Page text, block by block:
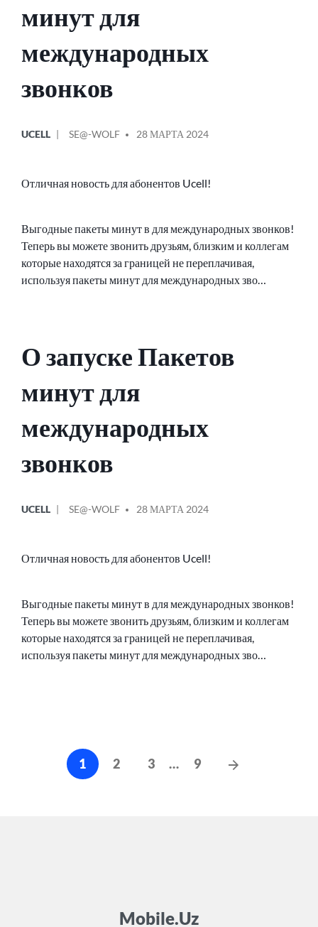
минут для
международных
звонков
В
UCELL
ОТ
SE@-WOLF 28 МАРТА 2024
Отличная новость для абонентов Ucell!
Выгодные пакеты минут в для международных звонков!
Теперь вы можете звонить друзьям, близким и коллегам
которые находятся за границей не переплачивая,
используя пакеты минут для международных зво…
О запуске Пакетов
минут для
международных
звонков
В
UCELL
ОТ
SE@-WOLF 28 МАРТА 2024
Отличная новость для абонентов Ucell!
Выгодные пакеты минут в для международных звонков!
Теперь вы можете звонить друзьям, близким и коллегам
которые находятся за границей не переплачивая,
используя пакеты минут для международных зво…
Навигация
1 2 3 … 9
Следующие
Mobile.Uz